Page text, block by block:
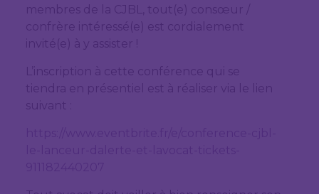
membres de la CJBL, tout(e) consœur /
confrère intéressé(e) est cordialement
invité(e) à y assister !
L’inscription à cette conférence qui se
tiendra en présentiel est à réaliser via le lien
suivant :